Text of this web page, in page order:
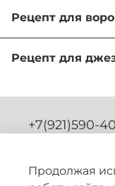
Рецепт для
Кофе — 15-20
Вода — 250-
Рецепт для
Вот
+7(921)590-
ИП Фалалеев
Продолжая